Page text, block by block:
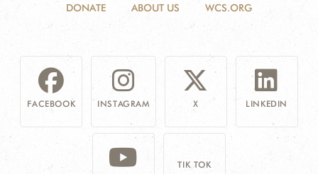
DONATE ABOUT US WCS.ORG
FACEBOOK INSTAGRAM X LINKEDIN
TIK TOK